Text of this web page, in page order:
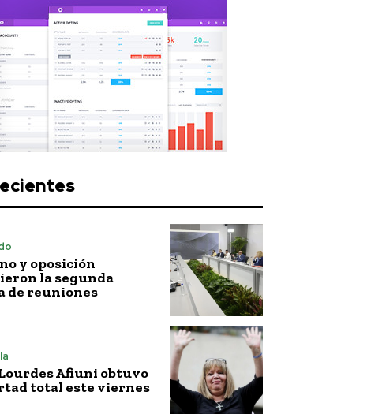
y oposición
la segunda
de reuniones
Afiuni obtuvo
total este viernes